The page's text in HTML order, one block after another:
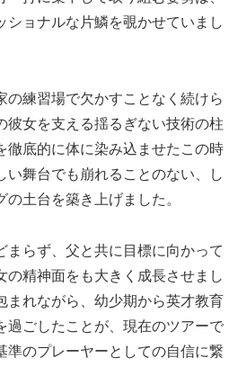
ショナルな片鱗を覗かせていまし
の練習場で欠かすことなく続けら
彼女を支える揺るぎない技術の柱
徹底的に体に染み込ませたこの時
い舞台でも崩れることのない、し
土台を築き上げました。
まらず、父と共に目標に向かって
の精神面をも大きく成長させまし
まれながら、幼少期から英才教育
過ごしたことが、現在のツアーで
準のプレーヤーとしての自信に繋